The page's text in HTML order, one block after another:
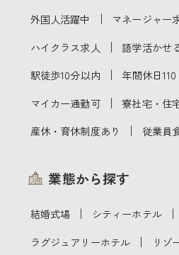
外国人活躍中 ｜ マネージャー
ハイクラス求人 ｜ 語学活かせ
駅徒歩10分以内 ｜ 年間休日
マイカー通勤可 ｜ 寮社宅・住
産休・育休制度あり ｜ 従業員
業態から探す
結婚式場 ｜ シティーホテル ｜
ラグジュアリーホテル ｜ リゾ